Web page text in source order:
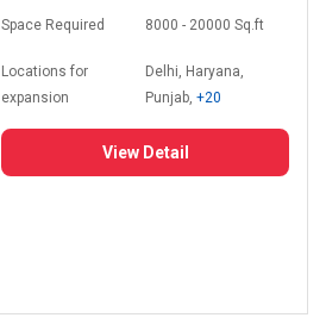
Space Required 8000 - 20000 Sq.ft
Locations for
expansion
Delhi, Haryana,
Punjab,+20
View Detail